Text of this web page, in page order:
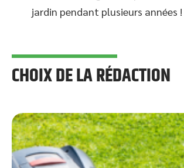
jardin pendant plusieurs années !
CHOIX DE LA RÉDACTION